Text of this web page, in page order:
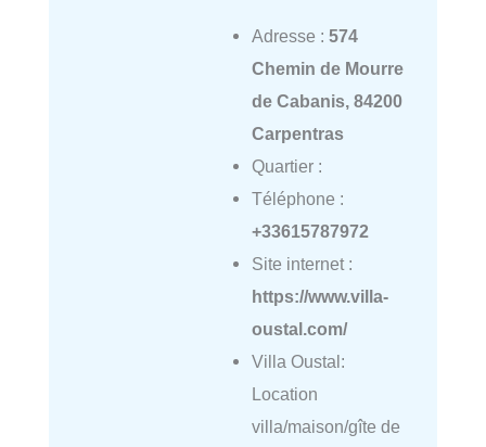
Adresse : 574
Chemin de Mourre
de Cabanis, 84200
Carpentras
Quartier :
Téléphone :
+33615787972
Site internet :
https://www.villa-
oustal.com/
Villa Oustal:
Location
villa/maison/gîte de